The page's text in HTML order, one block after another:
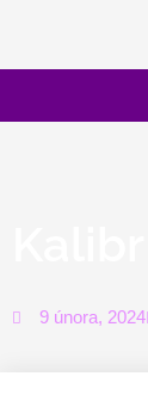
obsah
9 února, 2024